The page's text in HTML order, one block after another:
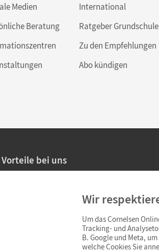
Medien
Beratung
International
Ratgeber Grundschule
Zu den Empfehlungen
Abo kündigen
bei uns
Persönliche Angebote für Lehrkräfte
Sicheres Einkaufen mit SSL-Verschlüsselung
Widerrufsfristvon 4 Wochen
Wir
Um das Cornelsen
Tracking- und
B. Google und Meta,
welche Cookies Sie